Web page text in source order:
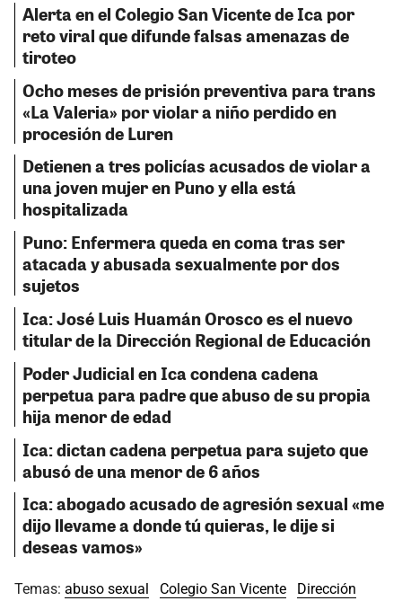
Alerta en el Colegio San Vicente de Ica por
reto viral que difunde falsas amenazas de
tiroteo
Ocho meses de prisión preventiva para trans
«La Valeria» por violar a niño perdido en
procesión de Luren
Detienen a tres policías acusados de violar a
una joven mujer en Puno y ella está
hospitalizada
Puno: Enfermera queda en coma tras ser
atacada y abusada sexualmente por dos
sujetos
Ica: José Luis Huamán Orosco es el nuevo
titular de la Dirección Regional de Educación
Poder Judicial en Ica condena cadena
perpetua para padre que abuso de su propia
hija menor de edad
Ica: dictan cadena perpetua para sujeto que
abusó de una menor de 6 años
Ica: abogado acusado de agresión sexual «me
dijo llevame a donde tú quieras, le dije si
deseas vamos»
Temas: abuso sexual Colegio San Vicente
Dirección